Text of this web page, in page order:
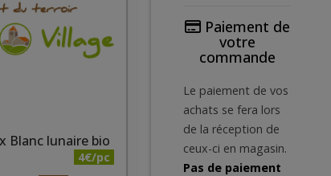
Blanc lunaire bio
4€/pc
Paiement de
votre
commande
Le paiement de vos
achats se fera lors
de la réception de
ceux-ci en magasin.
Pas de paiement